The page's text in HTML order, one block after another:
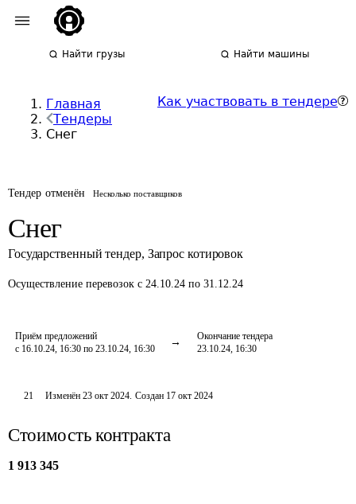
Найти грузы Найти машины
Главная
Тендеры
Снег
Как участвовать в тендере
Тендер отменён Несколько поставщиков
Снег
Государственный тендер, Запрос котировок
Осуществление перевозок с 24.10.24 по 31.12.24
Приём предложений
с 16.10.24, 16:30 по 23.10.24, 16:30
Окончание тендера
23.10.24, 16:30
21 Изменён23 окт 2024. Создан 17 окт 2024
Стоимость контракта
1 913 345